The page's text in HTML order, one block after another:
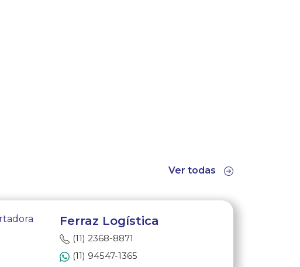
Ver todas
Ferraz Logística
(11) 2368-8871
(11) 94547-1365